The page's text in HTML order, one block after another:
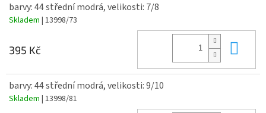
barvy: 44 střední modrá, velikosti: 7/8
Skladem | 13998/73
395 Kč
barvy: 44 střední modrá, velikosti: 9/10
Skladem | 13998/81